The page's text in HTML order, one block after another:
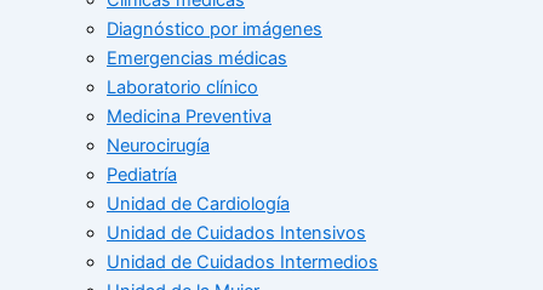
Diagnóstico por imágenes
Emergencias médicas
Laboratorio clínico
Medicina Preventiva
Neurocirugía
Pediatría
Unidad de Cardiología
Unidad de Cuidados Intensivos
Unidad de Cuidados Intermedios